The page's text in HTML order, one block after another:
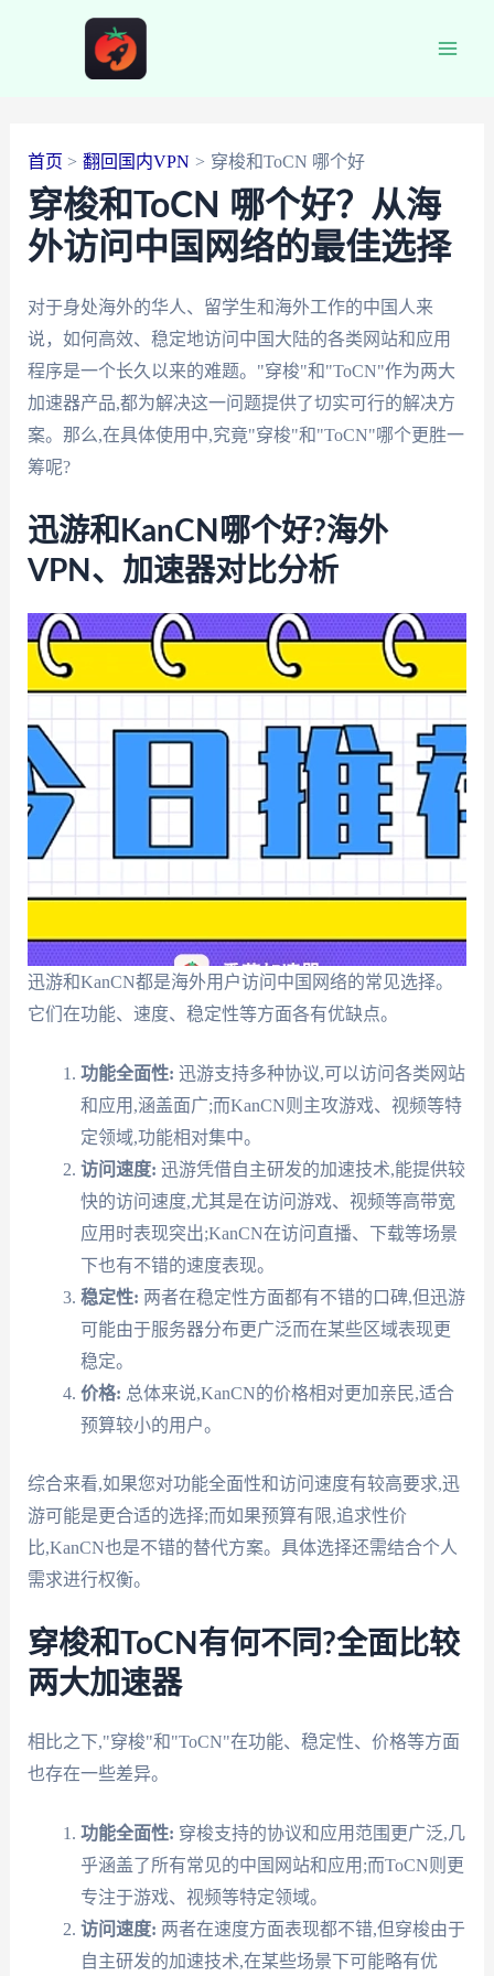
首页 翻回国内VPN 穿梭和ToCN 哪个好
穿梭和ToCN 哪个好？从海
外访问中国网络的最佳选择
对于身处海外的华人、留学生和海外工作的中国人来
说，如何高效、稳定地访问中国大陆的各类网站和应用
程序是一个长久以来的难题。"穿梭"和"ToCN"作为两大
加速器产品,都为解决这一问题提供了切实可行的解决方
案。那么,在具体使用中,究竟"穿梭"和"ToCN"哪个更胜一
筹呢?
迅游和KanCN哪个好?海外
VPN、加速器对比分析
迅游和KanCN都是海外用户访问中国网络的常见选择。
它们在功能、速度、稳定性等方面各有优缺点。
功能全面性: 迅游支持多种协议,可以访问各类网站
和应用,涵盖面广;而KanCN则主攻游戏、视频等特
定领域,功能相对集中。
访问速度: 迅游凭借自主研发的加速技术,能提供较
快的访问速度,尤其是在访问游戏、视频等高带宽
应用时表现突出;KanCN在访问直播、下载等场景
下也有不错的速度表现。
稳定性: 两者在稳定性方面都有不错的口碑,但迅游
可能由于服务器分布更广泛而在某些区域表现更
稳定。
价格: 总体来说,KanCN的价格相对更加亲民,适合
预算较小的用户。
综合来看,如果您对功能全面性和访问速度有较高要求,迅
游可能是更合适的选择;而如果预算有限,追求性价
比,KanCN也是不错的替代方案。具体选择还需结合个人
需求进行权衡。
穿梭和ToCN有何不同?全面比较
两大加速器
相比之下,"穿梭"和"ToCN"在功能、稳定性、价格等方面
也存在一些差异。
功能全面性: 穿梭支持的协议和应用范围更广泛,几
乎涵盖了所有常见的中国网站和应用;而ToCN则更
专注于游戏、视频等特定领域。
访问速度: 两者在速度方面表现都不错,但穿梭由于
自主研发的加速技术,在某些场景下可能略有优